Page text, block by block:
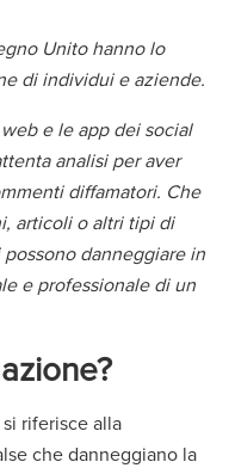
Unito hanno lo
di individui e aziende.
e le app dei social
analisi per aver
diffamatori. Che
articoli o altri tipi di
danneggiare in
e professionale di un
riferisce alla
che danneggiano la